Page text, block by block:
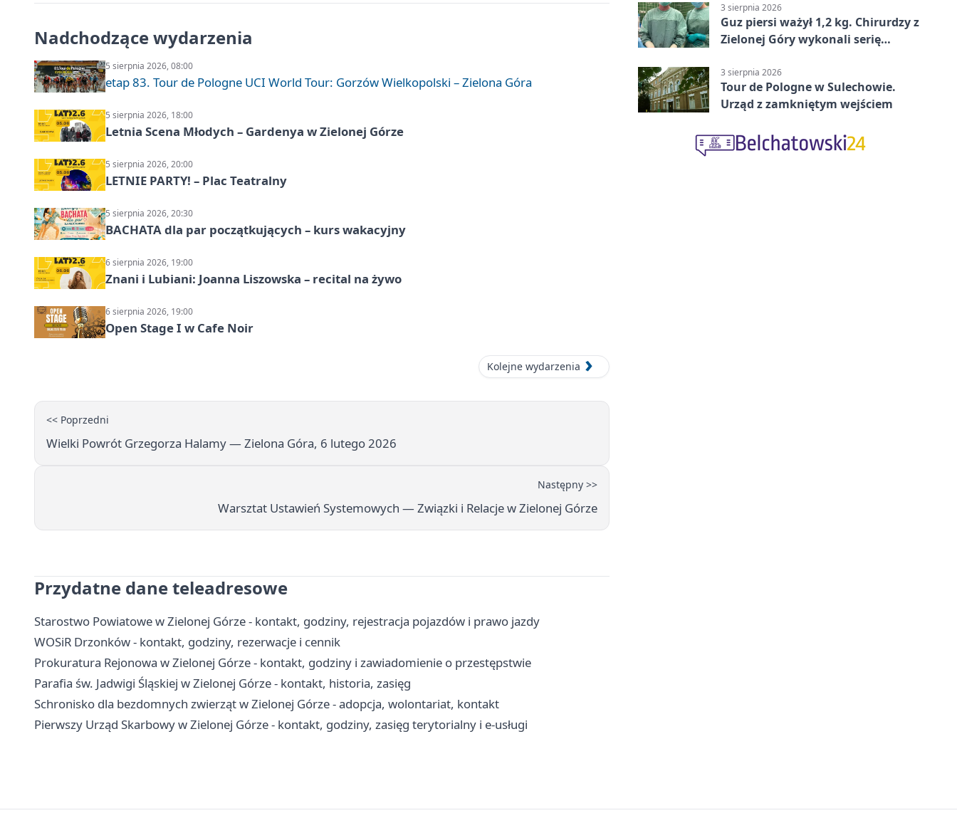
Nadchodzące wydarzenia
5 sierpnia 2026, 08:00
etap 83. Tour de Pologne UCI World Tour: Gorzów Wielkopolski – Zielona Góra
5 sierpnia 2026, 18:00
Letnia Scena Młodych – Gardenya w Zielonej Górze
5 sierpnia 2026, 20:00
LETNIE PARTY! – Plac Teatralny
5 sierpnia 2026, 20:30
BACHATA dla par początkujących – kurs wakacyjny
6 sierpnia 2026, 19:00
Znani i Lubiani: Joanna Liszowska – recital na żywo
6 sierpnia 2026, 19:00
Open Stage I w Cafe Noir
Kolejne wydarzenia
<< Poprzedni
Wielki Powrót Grzegorza Halamy — Zielona Góra, 6 lutego 2026
Następny >>
Warsztat Ustawień Systemowych — Związki i Relacje w Zielonej Górze
Przydatne dane teleadresowe
Starostwo Powiatowe w Zielonej Górze - kontakt, godziny, rejestracja pojazdów i prawo jazdy
WOSiR Drzonków - kontakt, godziny, rezerwacje i cennik
Prokuratura Rejonowa w Zielonej Górze - kontakt, godziny i zawiadomienie o przestępstwie
Parafia św. Jadwigi Śląskiej w Zielonej Górze - kontakt, historia, zasięg
Schronisko dla bezdomnych zwierząt w Zielonej Górze - adopcja, wolontariat, kontakt
Pierwszy Urząd Skarbowy w Zielonej Górze - kontakt, godziny, zasięg terytorialny i e-usługi
3 sierpnia 2026
Guz piersi ważył 1,2 kg. Chirurdzy z
Zielonej Góry wykonali serię
3 sierpnia 2026
Tour de Pologne w Sulechowie.
Urząd z zamkniętym wejściem